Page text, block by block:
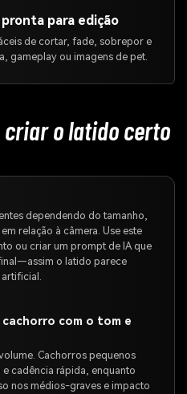
pronta para edição
de cortar, fade, sobrepor e
gameplay ou imagens de pet.
criar o latido certo
dependendo do tamanho,
relação à câmera. Use este
ou criar um prompt de IA que
o latido parece
com o tom e
Cachorros pequenos
cadência rápida, enquanto
nos médios-graves e impacto